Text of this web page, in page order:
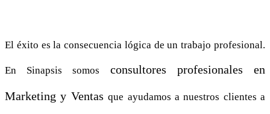
El éxito es la consecuencia lógica de un trabajo profesional.
En Sinapsis somos consultores profesionales en
Marketing y Ventasque ayudamos a nuestros clientes a